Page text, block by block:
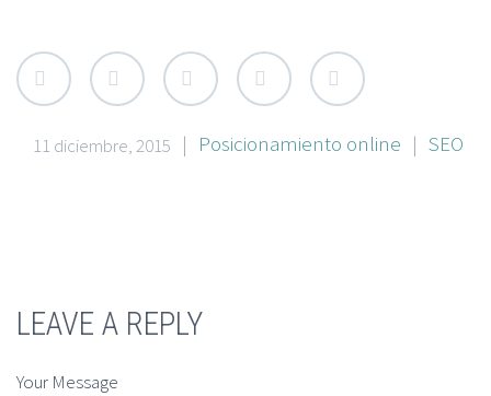
11 diciembre, 2015 | Posicionamiento online | SEO
LEAVE A REPLY
Your Message